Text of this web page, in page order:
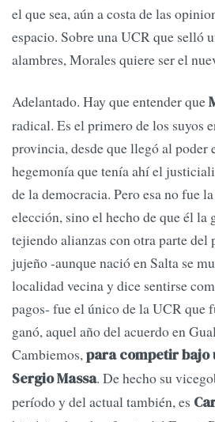
el que sea, aún a costa de las
espacio. Sobre una UCR que selló
alambres, Morales quiere ser el
Adelantado. Hay que entender que
radical. Es el primero de los suyos
provincia, desde que llegó al
hegemonía que tenía ahí el
de la democracia. Pero esa no fue
elección, sino el hecho de que él la
tejiendo alianzas con otra parte del
jujeño -aunque nació en Salta se
localidad vecina y dice sentirse
pagos- fue el único de la UCR que
ganó, aquel año del acuerdo en
Cambiemos,para competir bajo
Sergio Massa. De hecho su
período y del actual también, es